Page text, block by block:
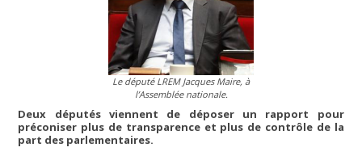
Le député LREM Jacques Maire, à
l’Assemblée nationale.
Deux députés viennent de déposer un rapport pour
préconiser plus de transparence et plus de contrôle de la
part des parlementaires.